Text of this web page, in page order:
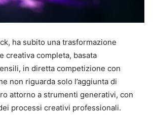
ha subito una trasformazione
creativa completa, basata
in diretta competizione con
non riguarda solo l’aggiunta di
attorno a strumenti generativi, con
processi creativi professionali.